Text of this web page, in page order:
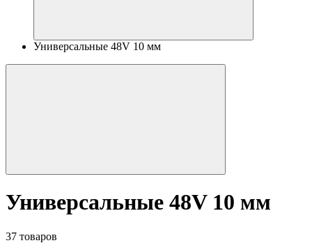
Универсальные 48V 10 мм
Универсальные 48V 10 мм
37 товаров